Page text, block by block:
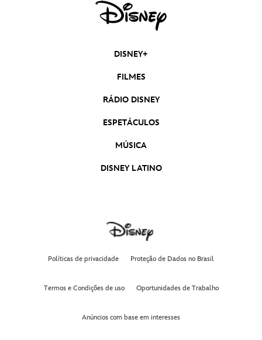
DISNEY+
FILMES
RÁDIO DISNEY
ESPETÁCULOS
MÚSICA
DISNEY LATINO
Políticas de privacidade Proteção de Dados no Brasil
Termos e Condições de uso Oportunidades de Trabalho
Anúncios com base em interesses